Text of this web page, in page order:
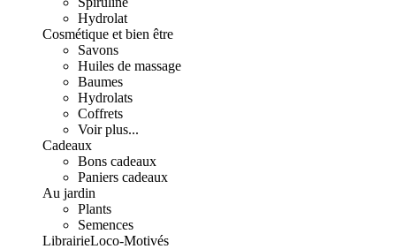
Hydrolat
Cosmétique et bien être
Savons
Huiles de massage
Baumes
Hydrolats
Coffrets
Voir plus...
Cadeaux
Bons cadeaux
Paniers cadeaux
Au jardin
Plants
Semences
LibrairieLoco-Motivés